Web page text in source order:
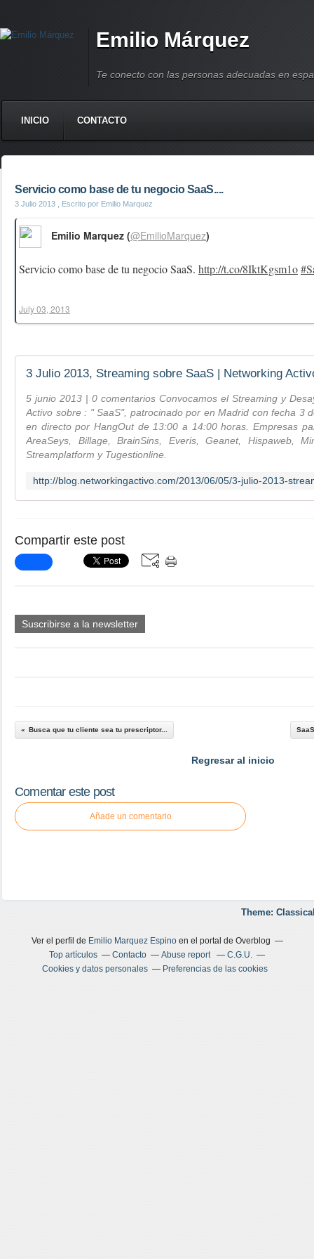
Emilio Márquez
Te conecto con las personas adecuadas en
INICIO CONTACTO
Servicio como base de tu negocio SaaS....
3 Julio 2013 , Escrito por Emilio Marquez
Servicio como base de tu negocio SaaS. http://t.co/8IktKgsm1o
Emilio Marquez (@EmilioMarquez)
July 03, 2013
3 Julio 2013, Streaming sobre SaaS | Networking
5 junio 2013 | 0 comentarios Convocamos el Streaming y
Activo sobre : " SaaS", patrocinado por en Madrid con fecha 3
en directo por HangOut de 13:00 a 14:00 horas. Empresas
AreaSeys, Billage, BrainSins, Everis, Geanet, Hispaweb,
Streamplatform y Tugestionline.
Compartir este post
Suscribirse a la newsletter
Busca que tu cliente sea tu prescriptor...
Regresar al inicio
Comentar este post
Añade un comentario
Theme:
Ver el perfil de Emilio Marquez Espinoen el portal de Overblog
Top artículos
Contacto Abuse report
C.G.U.
Cookies y datos personales
Preferencias de las cookies